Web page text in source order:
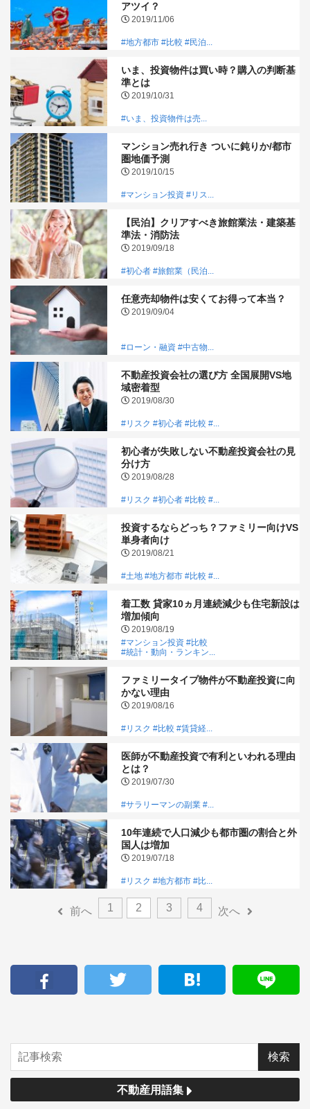
アツイ？
2019/11/06
#地方都市 #比較 #民泊...
いま、投資物件は買い時？購入の判断基
準とは
2019/10/31
#いま、投資物件は売...
マンション売れ行き ついに鈍りか/都市
圏地価予測
2019/10/15
#マンション投資 #リス...
【民泊】クリアすべき旅館業法・建築基
準法・消防法
2019/09/18
#初心者 #旅館業（民泊...
任意売却物件は安くてお得って本当？
2019/09/04
#ローン・融資 #中古物...
不動産投資会社の選び方 全国展開VS地
域密着型
2019/08/30
#リスク #初心者 #比較 #...
初心者が失敗しない不動産投資会社の見
分け方
2019/08/28
#リスク #初心者 #比較 #...
投資するならどっち？ファミリー向けVS
単身者向け
2019/08/21
#土地 #地方都市 #比較 #...
着工数 貸家10ヵ月連続減少も住宅新設は
増加傾向
2019/08/19
#マンション投資 #比較
#統計・動向・ランキン...
ファミリータイプ物件が不動産投資に向
かない理由
2019/08/16
#リスク #比較 #賃貸経...
医師が不動産投資で有利といわれる理由
とは？
2019/07/30
#サラリーマンの副業 #...
10年連続で人口減少も都市圏の割合と外
国人は増加
2019/07/18
#リスク #地方都市 #比...
前へ 1 2 3 4 次へ
不動産用語集